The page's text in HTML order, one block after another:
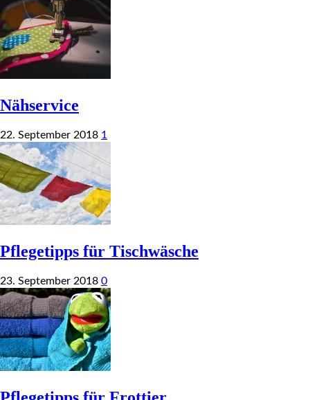
Nähservice
22. September 2018 1
Pflegetipps für Tischwäsche
23. September 2018 0